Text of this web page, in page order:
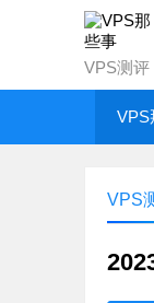
VPS测评
VPS
VPS